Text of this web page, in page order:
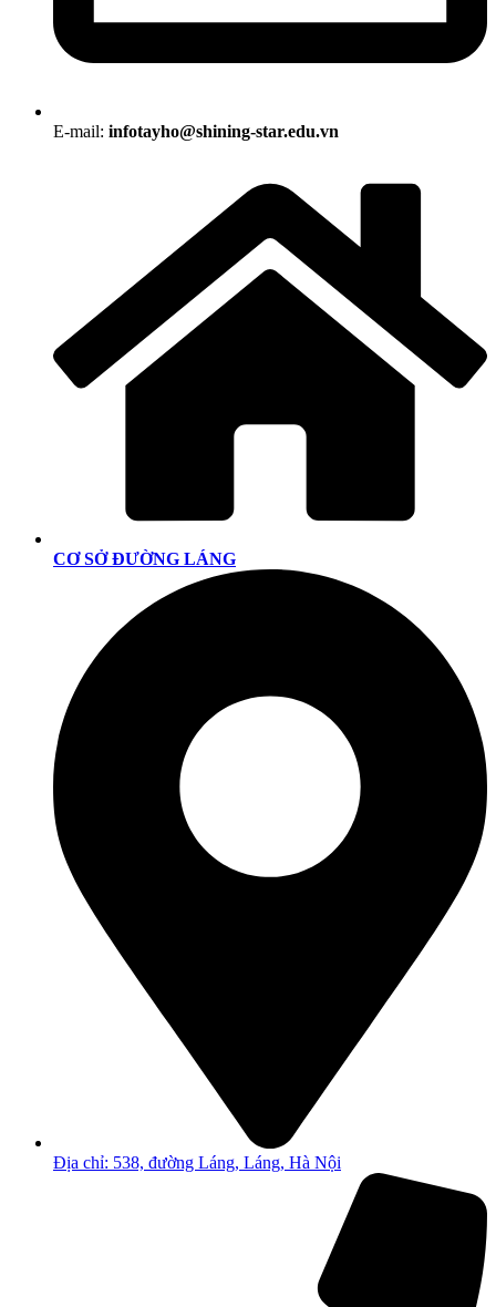
E-mail: infotayho@shining-star.edu.vn
CƠ SỞ ĐƯỜNG LÁNG
Địa chỉ: 538, đường Láng, Láng, Hà Nội